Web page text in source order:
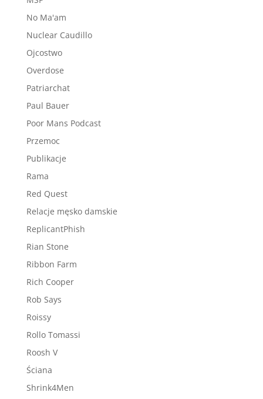
No Ma'am
Nuclear Caudillo
Ojcostwo
Overdose
Patriarchat
Paul Bauer
Poor Mans Podcast
Przemoc
Publikacje
Rama
Red Quest
Relacje męsko damskie
ReplicantPhish
Rian Stone
Ribbon Farm
Rich Cooper
Rob Says
Roissy
Rollo Tomassi
Roosh V
Ściana
Shrink4Men